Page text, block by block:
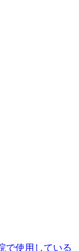
で使用している